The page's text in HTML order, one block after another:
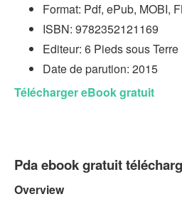
Format: Pdf, ePub, MOBI,
ISBN: 9782352121169
Editeur: 6 Pieds sous
Date de parution: 2015
Télécharger eBook gratuit
Pda ebook gratuit
Overview